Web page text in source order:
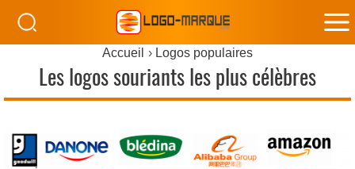
Accueil Logos populaires
Les logos souriants les plus célèbres